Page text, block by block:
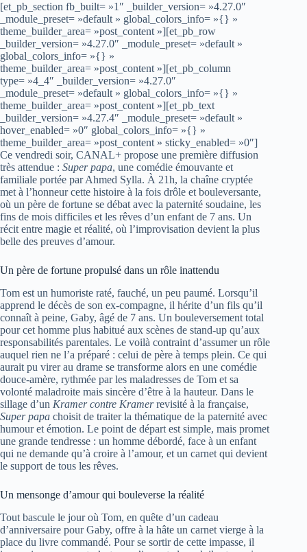
[et_pb_section fb_built= »1″ _builder_version= »4.27.0″
_module_preset= »default » global_colors_info= »{} »
theme_builder_area= »post_content »][et_pb_row
_builder_version= »4.27.0″ _module_preset= »default »
global_colors_info= »{} »
theme_builder_area= »post_content »][et_pb_column
type= »4_4″ _builder_version= »4.27.0″
_module_preset= »default » global_colors_info= »{} »
theme_builder_area= »post_content »][et_pb_text
_builder_version= »4.27.4″ _module_preset= »default »
hover_enabled= »0″ global_colors_info= »{} »
theme_builder_area= »post_content » sticky_enabled= »0″]
Ce vendredi soir, CANAL+ propose une première diffusion
très attendue : Super papa, une comédie émouvante et
familiale portée par Ahmed Sylla. À 21h, la chaîne cryptée
met à l’honneur cette histoire à la fois drôle et bouleversante,
où un père de fortune se débat avec la paternité soudaine, les
fins de mois difficiles et les rêves d’un enfant de 7 ans. Un
récit entre magie et réalité, où l’improvisation devient la plus
belle des preuves d’amour.
Un père de fortune propulsé dans un rôle inattendu
Tom est un humoriste raté, fauché, un peu paumé. Lorsqu’il
apprend le décès de son ex-compagne, il hérite d’un fils qu’il
connaît à peine, Gaby, âgé de 7 ans. Un bouleversement total
pour cet homme plus habitué aux scènes de stand-up qu’aux
responsabilités parentales. Le voilà contraint d’assumer un rôle
auquel rien ne l’a préparé : celui de père à temps plein. Ce qui
aurait pu virer au drame se transforme alors en une comédie
douce-amère, rythmée par les maladresses de Tom et sa
volonté maladroite mais sincère d’être à la hauteur. Dans le
sillage d’un Kramer contre Kramerrevisité à la française,
Super papa choisit de traiter la thématique de la paternité avec
humour et émotion. Le point de départ est simple, mais promet
une grande tendresse : un homme débordé, face à un enfant
qui ne demande qu’à croire à l’amour, et un carnet qui devient
le support de tous les rêves.
Un mensonge d’amour qui bouleverse la réalité
Tout bascule le jour où Tom, en quête d’un cadeau
d’anniversaire pour Gaby, offre à la hâte un carnet vierge à la
place du livre commandé. Pour se sortir de cette impasse, il